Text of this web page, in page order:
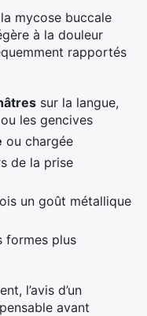
mycose buccale
à la douleur
rapportés
sur la langue,
les gencives
ou chargée
de la prise
un goût métallique
formes plus
l’avis d’un
avant